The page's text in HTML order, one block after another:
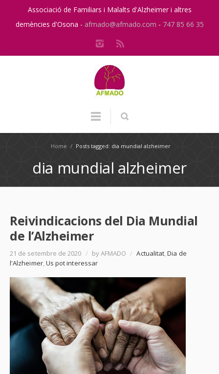
Associació de Familiars i Malalts d'Alzheimer i altres
demències d'Osona - afmado@afmado.com - 747 85 66 35
Home / Posts tagged: dia mundial alzheimer
dia mundial alzheimer
Reivindicacions del Dia Mundial
de l’Alzheimer
21 de setembre de 2020 / by AFMADO / Actualitat,Dia de
l'Alzheimer,Us pot interessar